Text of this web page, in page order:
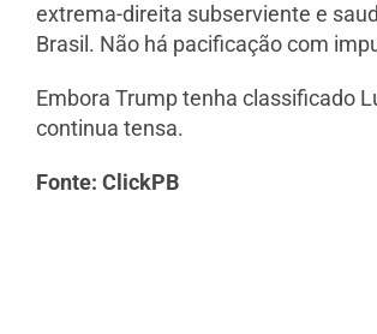
extrema-direita subserviente e
Brasil. Não há pacificação com
Embora Trump tenha classificado
continua tensa.
Fonte: ClickPB